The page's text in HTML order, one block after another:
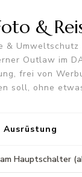
&
&
Outlaw im
frei von
soll, ohne
Hauptschalter